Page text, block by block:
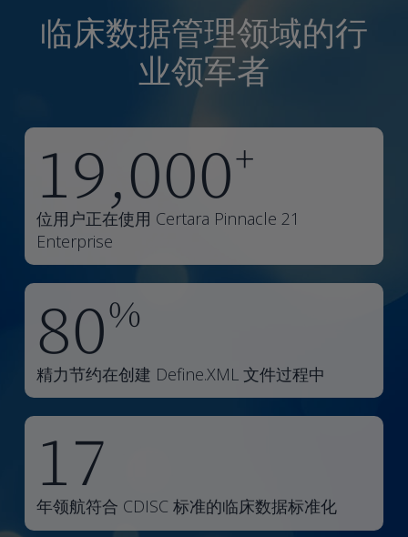
临床数据管理领域的行
业领军者
19,000+
位用户正在使用 Certara Pinnacle 21
Enterprise
80%
精力节约在创建 Define.XML 文件过程中
17
年领航符合 CDISC 标准的临床数据标准化